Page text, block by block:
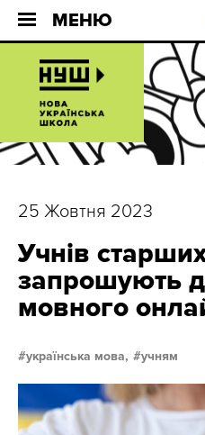
МЕНЮ
25 Жовтня 2023
Учнів
запрошують
мовного
українська мова, учням